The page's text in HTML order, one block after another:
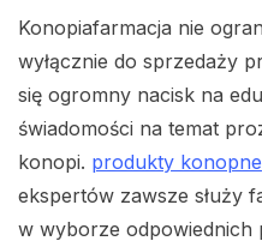
Konopiafarmacja nie
wyłącznie do sprzedaży
się ogromny nacisk na
świadomości na temat
konopi. produkty konopne
ekspertów zawsze służy
w wyborze odpowiednich